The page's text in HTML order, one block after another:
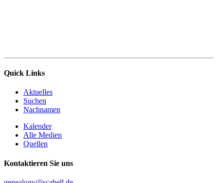
Quick Links
Aktuelles
Suchen
Nachnamen
Kalender
Alle Medien
Quellen
Kontaktieren Sie uns